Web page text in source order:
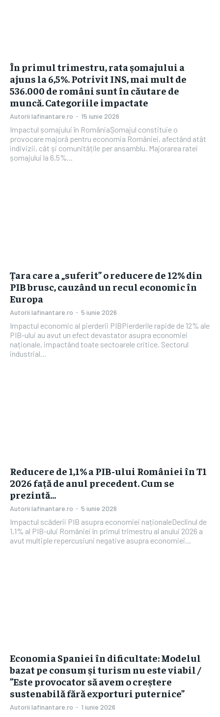
În primul trimestru, rata șomajului a
ajuns la 6,5%. Potrivit INS, mai mult de
536.000 de români sunt în căutare de
muncă. Categoriile impactate
Autorii Iafinantare.ro - 15 iunie 2026
Impactul șomajului în RomâniaȘomajul constituie o
provocare majoră pentru economia României, afectând atât
indivizii, cât și comunitățile per ansamblu. Majorarea ratei
șomajului la 6,5%...
Țara care a „suferit” o reducere de 12% din
PIB brusc, cauzând un recul economic în
Europa
Autorii Iafinantare.ro - 5 iunie 2026
Impactul economic al pierderii PIBPierderile rapide de 12% ale
PIB-ului au avut un efect devastator asupra economiei
naționale, impactând toate sectoarele critice. Sectorul
industrial...
Reducere de 1,1% a PIB-ului României în T1
2026 față de anul precedent. Cum se
prezintă…
Autorii Iafinantare.ro - 5 iunie 2026
Impactul scăderii PIB asupra economiei naționaleDeclinul de
1,1% al PIB-ului României în primul trimestru al anului 2026 a
avut multiple repercusiuni negative asupra economiei...
Economia Spaniei în dificultate: Modelul
bazat pe consum și turism nu este viabil /
”Este provocator să avem o creștere
sustenabilă fără exporturi puternice”
Autorii Iafinantare.ro - 1 iunie 2026